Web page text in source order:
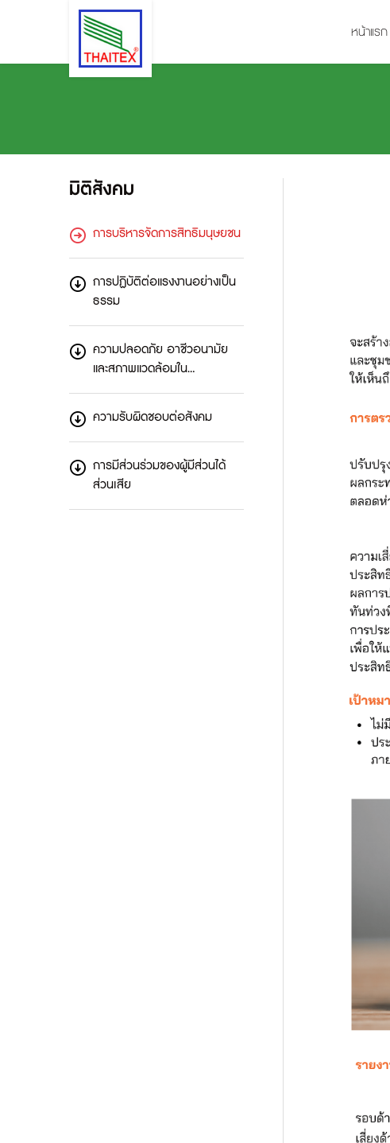
หน้าแรก
มิติสังคม
การบริหารจัดการสิทธิมนุษยชน
การปฏิบัติต่อแรงงานอย่างเป็น
ธรรม
ความปลอดภัย อาชีวอนามัย
และสภาพแวดล้อมใน…
ความรับผิดชอบต่อสังคม
การมีส่วนร่วมของผู้มีส่วนได้
ส่วนเสีย